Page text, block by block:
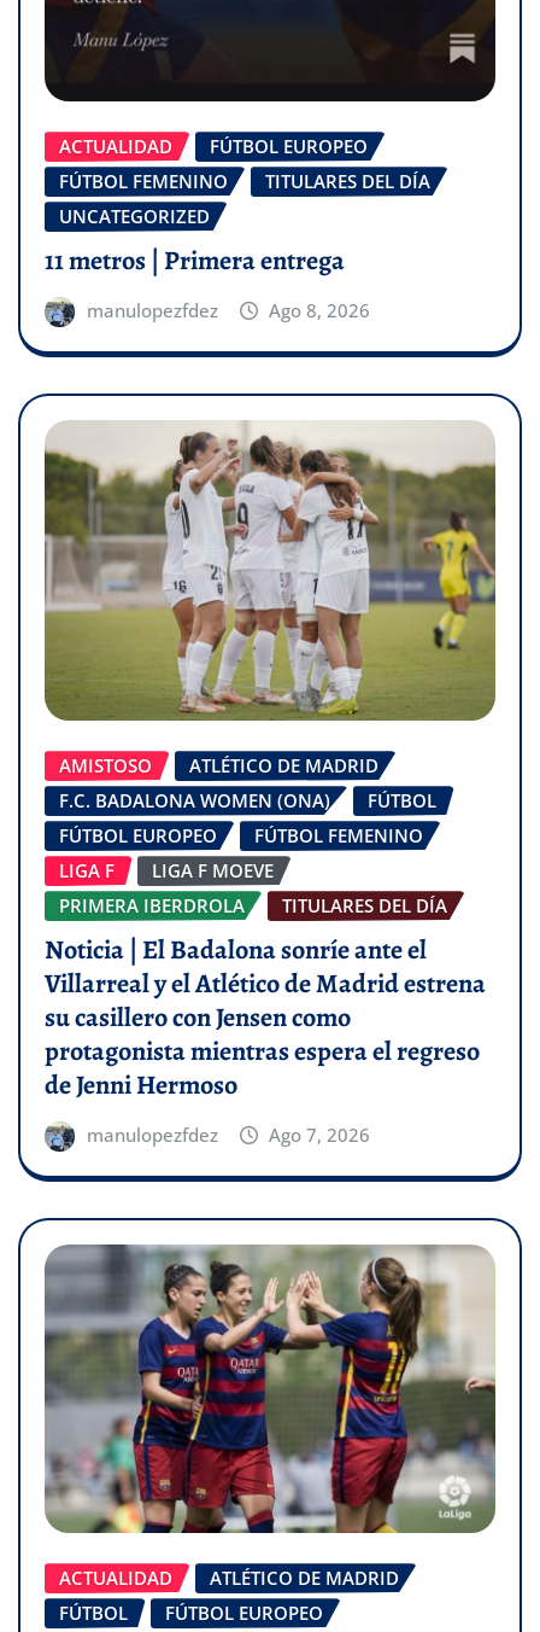
ACTUALIDAD
FÚTBOL EUROPEO
FÚTBOL FEMENINO
TITULARES DEL DÍA
UNCATEGORIZED
11 metros | Primera entrega
manulopezfdez Ago 8, 2026
AMISTOSO
ATLÉTICO DE MADRID
F.C. BADALONA WOMEN (ONA)
FÚTBOL
FÚTBOL EUROPEO
FÚTBOL FEMENINO
LIGA F
LIGA F MOEVE
PRIMERA IBERDROLA
TITULARES DEL DÍA
Noticia | El Badalona sonríe ante el
Villarreal y el Atlético de Madrid estrena
su casillero con Jensen como
protagonista mientras espera el regreso
de Jenni Hermoso
manulopezfdez Ago 7, 2026
ACTUALIDAD
ATLÉTICO DE MADRID
FÚTBOL
FÚTBOL EUROPEO